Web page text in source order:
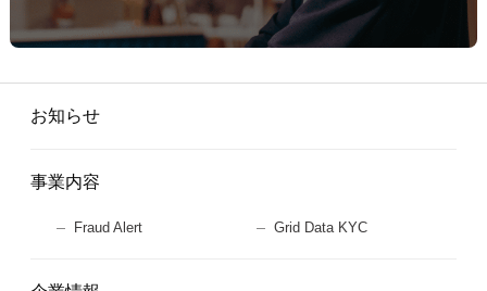
お知らせ
事業内容
Fraud Alert Grid Data KYC